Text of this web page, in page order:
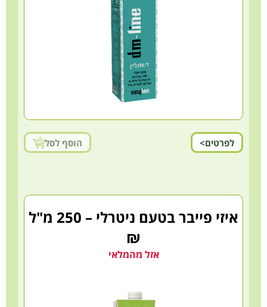
לפרטים> הוסף לסל
איזי פייבר בטעם ניטרלי – 250 מ"ל
₪
אזל מהמלאי